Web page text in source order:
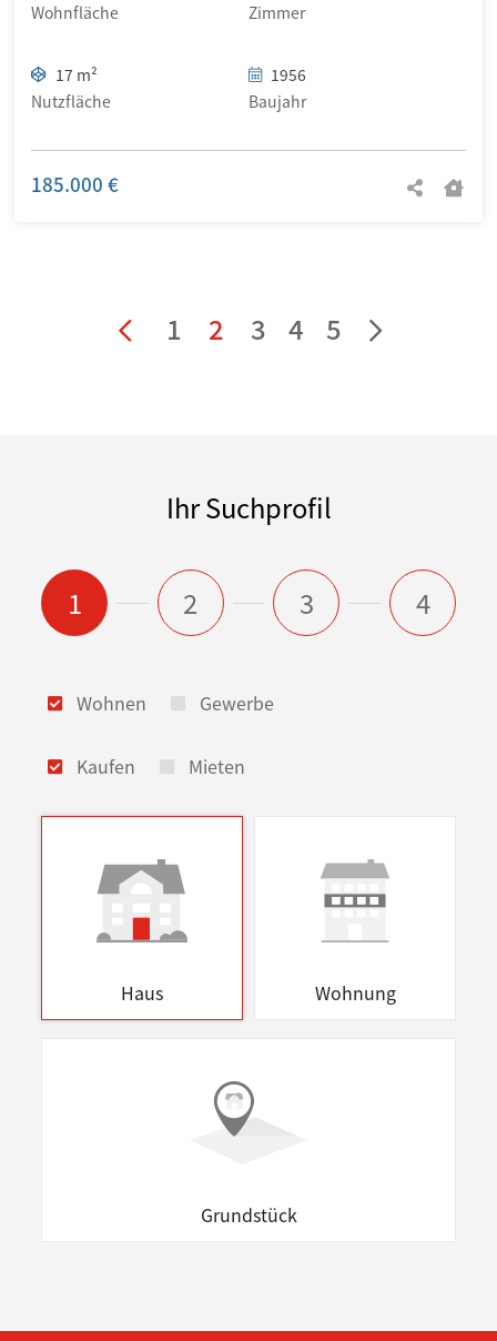
Wohnfläche
Zimmer
17 m²
Nutzfläche
1956
Baujahr
185.000 €
1 2 3 4 5
Ihr Suchprofil
1 2 3 4
Wohnen Gewerbe
Kaufen Mieten
Haus Wohnung
Grundstück